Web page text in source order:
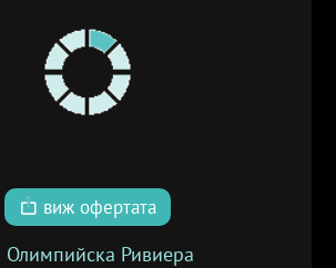
виж офертата
Олимпийска Ривиера